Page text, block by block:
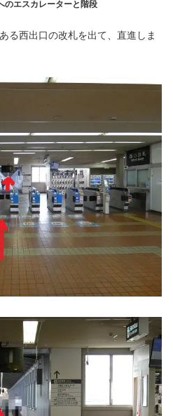
のエスカレーターと階段
る西出口の改札を出て、直進しま